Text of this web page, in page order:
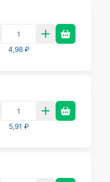
4,98 ₽
5,91 ₽